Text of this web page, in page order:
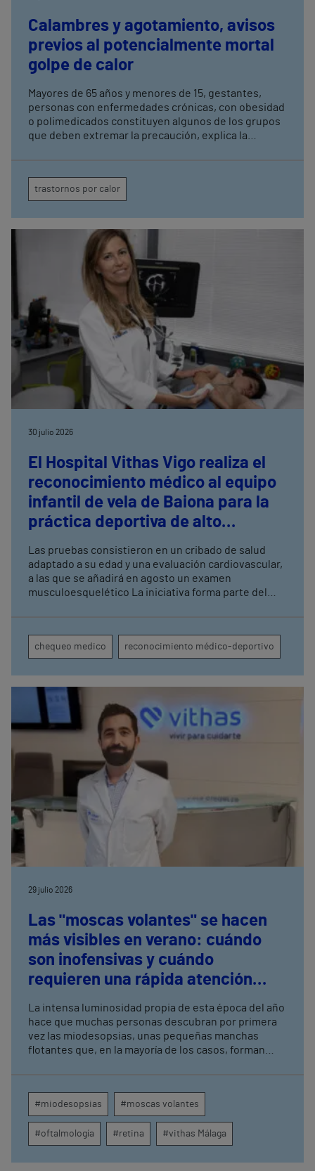
Calambres y agotamiento, avisos
previos al potencialmente mortal
golpe de calor
Mayores de 65 años y menores de 15, gestantes,
personas con enfermedades crónicas, con obesidad
o polimedicados constituyen algunos de los grupos
que deben extremar la precaución, explica la
trastornos por calor
30 julio 2026
El Hospital Vithas Vigo realiza el
reconocimiento médico al equipo
infantil de vela de Baiona para la
práctica deportiva de alto
rendimiento
Las pruebas consistieron en un cribado de salud
adaptado a su edad y una evaluación cardiovascular,
a las que se añadirá en agosto un examen
musculoesquelético La iniciativa forma parte del
chequeo medico reconocimiento médico-deportivo
29 julio 2026
Las "moscas volantes" se hacen
más visibles en verano: cuándo
son inofensivas y cuándo
requieren una rápida atención
médica
La intensa luminosidad propia de esta época del año
hace que muchas personas descubran por primera
vez las miodesopsias, unas pequeñas manchas
flotantes que, en la mayoría de los casos, forman
Málaga, advierte de que su aparición brusca,
especialmente si se acompaña de destellos o
pérdida de visión, puede ser el primer síntoma de un
desgarro o un desprendimiento de retina que
requiere una rápida atención médica.
#miodesopsias #moscas volantes
#oftalmología #retina #vithas Málaga